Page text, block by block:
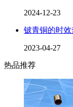
2024-12-23
铍青铜的时
2023-04-27
热品推荐